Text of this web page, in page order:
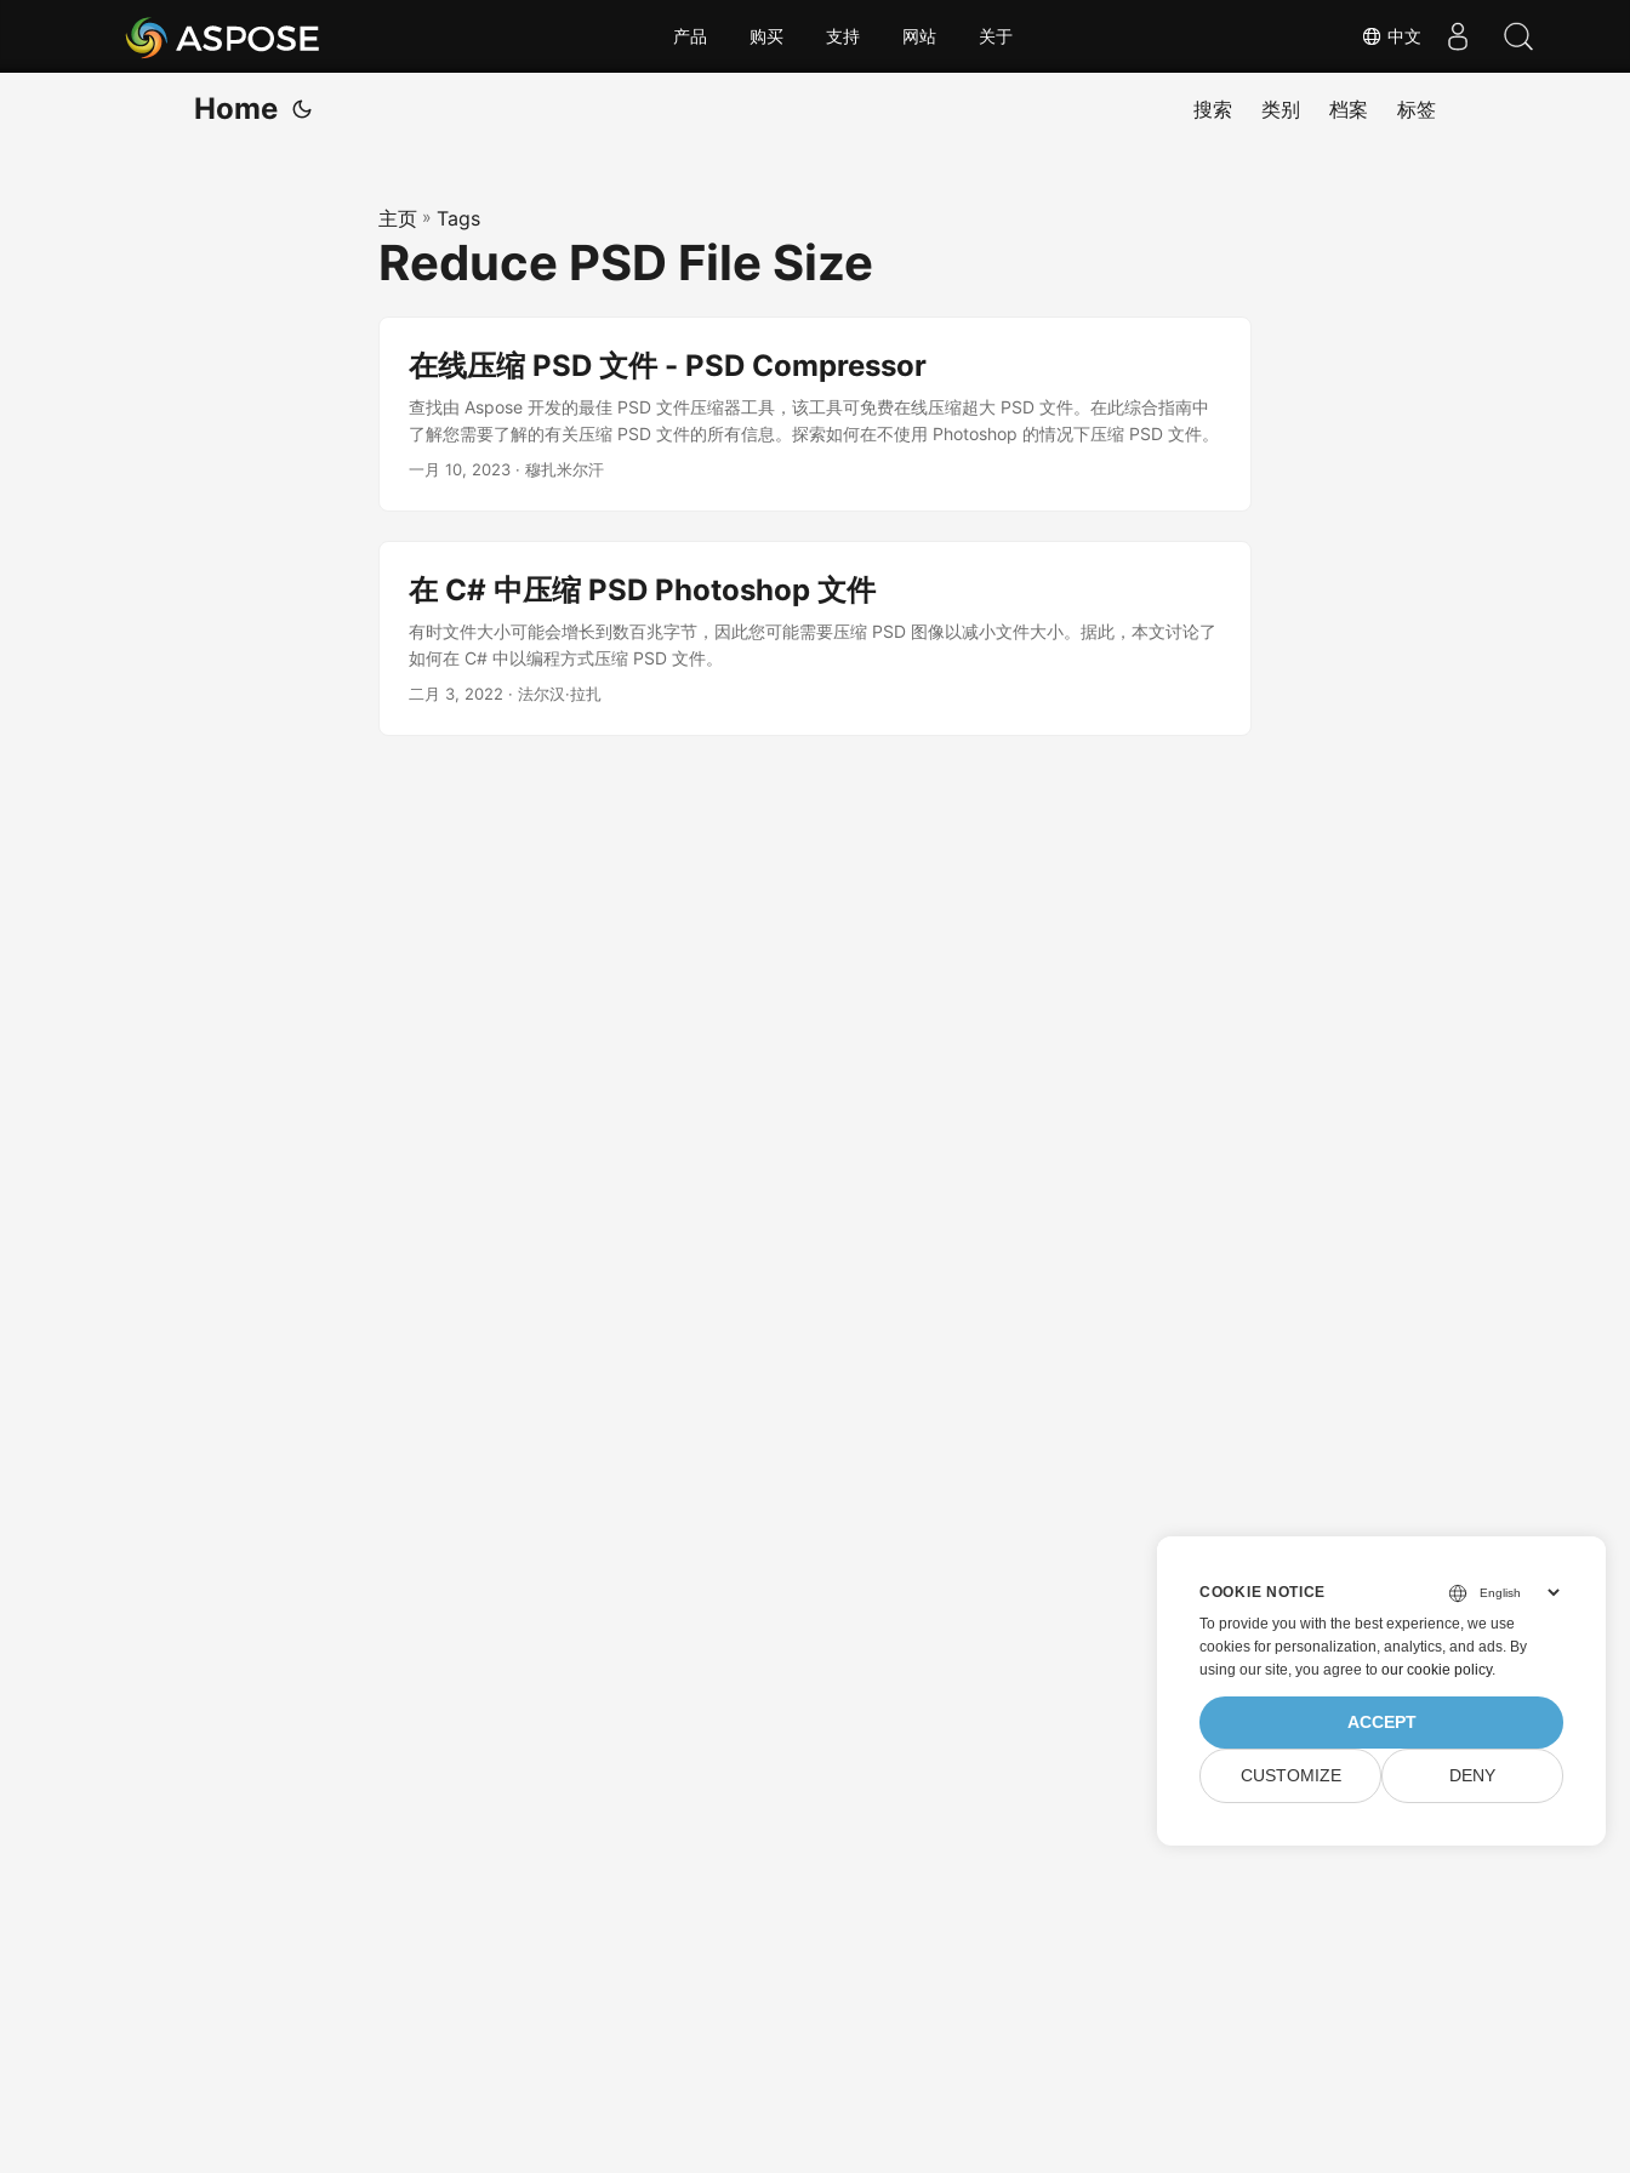
中文
产品 购买 支持 网站 关于
Home 搜索 类别 档案 标签
主页 » Tags
Reduce PSD File Size
在线压缩 PSD 文件 - PSD Compressor
查找由 Aspose 开发的最佳 PSD 文件压缩器工具，该工具可免费在线压缩超大 PSD 文件。在此综合指南中
了解您需要了解的有关压缩 PSD 文件的所有信息。探索如何在不使用 Photoshop 的情况下压缩 PSD 文件。
一月 10, 2023 · 穆扎米尔汗
在 C# 中压缩 PSD Photoshop 文件
有时文件大小可能会增长到数百兆字节，因此您可能需要压缩 PSD 图像以减小文件大小。据此，本文讨论了
如何在 C# 中以编程方式压缩 PSD 文件。
二月 3, 2022 · 法尔汉·拉扎
COOKIE NOTICE
To provide you with the best experience, we use
cookies for personalization, analytics, and ads. By
using our site, you agree to our cookie policy.
ACCEPT
CUSTOMIZE DENY